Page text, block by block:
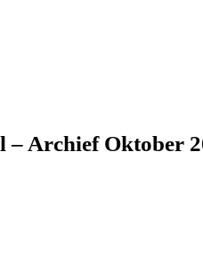
– Archief Oktober